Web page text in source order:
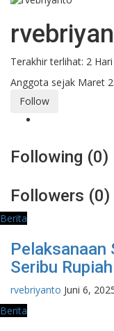
Terakhir terlihat: 2
Anggota sejak Maret
Follow
Following (0)
Followers (0)
Berita
Pelaksanaan
Seribu
rvebriyanto Juni 6,
Berita